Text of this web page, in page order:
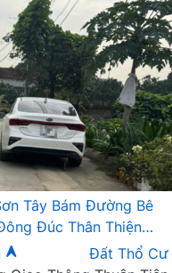
Đúc Thân Thiện
Đất Thổ Cư